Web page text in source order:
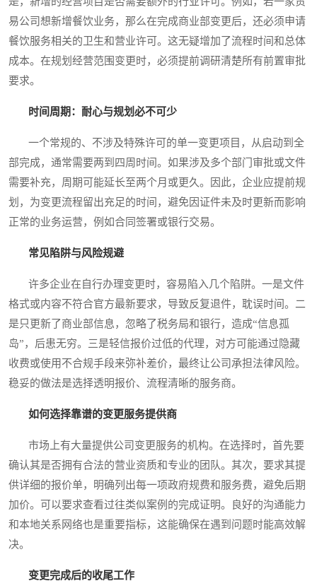
易公司想新增餐饮业务，那么在完成商业部变更后，还必须申请
餐饮服务相关的卫生和营业许可。这无疑增加了流程时间和总体
成本。在规划经营范围变更时，必须提前调研清楚所有前置审批
要求。
时间周期：耐心与规划必不可少
一个常规的、不涉及特殊许可的单一变更项目，从启动到全
部完成，通常需要两到四周时间。如果涉及多个部门审批或文件
需要补充，周期可能延长至两个月或更久。因此，企业应提前规
划，为变更流程留出充足的时间，避免因证件未及时更新而影响
正常的业务运营，例如合同签署或银行交易。
常见陷阱与风险规避
许多企业在自行办理变更时，容易陷入几个陷阱。一是文件
格式或内容不符合官方最新要求，导致反复退件，耽误时间。二
是只更新了商业部信息，忽略了税务局和银行，造成“信息孤
岛”，后患无穷。三是轻信报价过低的代理，对方可能通过隐藏
收费或使用不合规手段来弥补差价，最终让公司承担法律风险。
稳妥的做法是选择透明报价、流程清晰的服务商。
如何选择靠谱的变更服务提供商
市场上有大量提供公司变更服务的机构。在选择时，首先要
确认其是否拥有合法的营业资质和专业的团队。其次，要求其提
供详细的报价单，明确列出每一项政府规费和服务费，避免后期
加价。可以要求查看过往类似案例的完成证明。良好的沟通能力
和本地关系网络也是重要指标，这能确保在遇到问题时能高效解
决。
变更完成后的收尾工作